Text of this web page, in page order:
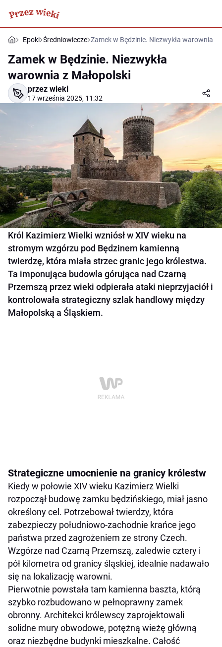
Epoki Średniowiecze Zamek w Będzinie. Niezwykła warownia z
Zamek w Będzinie. Niezwykła
warownia z Małopolski
przez wieki
17 września 2025, 11:32
Król Kazimierz Wielki wzniósł w XIV wieku na
stromym wzgórzu pod Będzinem kamienną
twierdzę, która miała strzec granic jego królestwa.
Ta imponująca budowla górująca nad Czarną
Przemszą przez wieki odpierała ataki nieprzyjaciół i
kontrolowała strategiczny szlak handlowy między
Małopolską a Śląskiem.
Strategiczne umocnienie na granicy królestw
Kiedy w połowie XIV wieku Kazimierz Wielki
rozpoczął budowę zamku będzińskiego, miał jasno
określony cel. Potrzebował twierdzy, która
zabezpieczy południowo-zachodnie krańce jego
państwa przed zagrożeniem ze strony Czech.
Wzgórze nad Czarną Przemszą, zaledwie cztery i
pół kilometra od granicy śląskiej, idealnie nadawało
się na lokalizację warowni.
Pierwotnie powstała tam kamienna baszta, którą
szybko rozbudowano w pełnoprawny zamek
obronny. Architekci królewscy zaprojektowali
solidne mury obwodowe, potężną wieżę główną
oraz niezbędne budynki mieszkalne. Całość